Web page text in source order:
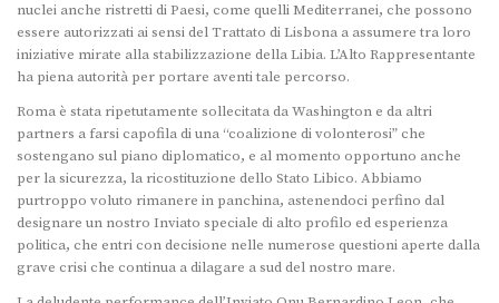
nuclei anche ristretti di Paesi, come quelli Mediterranei, che possono
essere autorizzati ai sensi del Trattato di Lisbona a assumere tra loro
iniziative mirate alla stabilizzazione della Libia. L’Alto Rappresentante
ha piena autorità per portare aventi tale percorso.
Roma è stata ripetutamente sollecitata da Washington e da altri
partners a farsi capofila di una “coalizione di volonterosi” che
sostengano sul piano diplomatico, e al momento opportuno anche
per la sicurezza, la ricostituzione dello Stato Libico. Abbiamo
purtroppo voluto rimanere in panchina, astenendoci perfino dal
designare un nostro Inviato speciale di alto profilo ed esperienza
politica, che entri con decisione nelle numerose questioni aperte dalla
grave crisi che continua a dilagare a sud del nostro mare.